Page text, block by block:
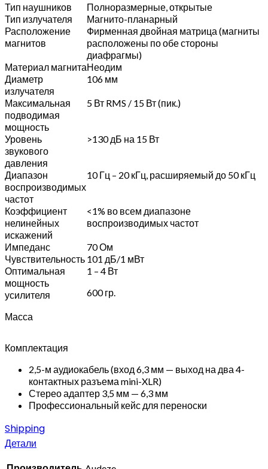
Тип наушников
Полноразмерные, открытые
Тип излучателя
Магнито-планарный
Расположение
магнитов
Фирменная двойная матрица (магниты
расположены по обе стороны
диафрагмы)
Материал магнитаНеодим
Диаметр
излучателя
106 мм
Максимальная
подводимая
мощность
5 Вт RMS / 15 Вт (пик.)
Уровень
звукового
давления
>130 дБ на 15 Вт
Диапазон
воспроизводимых
частот
10 Гц – 20 кГц, расширяемый до 50 кГц
Коэффициент
нелинейных
искажений
<1% во всем диапазоне
воспроизводимых частот
Импеданс
70 Ом
Чувствительность 101 дБ/1 мВт
Оптимальная
мощность
усилителя
Масса
1 – 4 Вт
600 гр.
Комплектация
2,5-м аудиокабель (вход 6,3 мм — выход на два 4-
контактных разъема mini-XLR)
Стерео адаптер 3,5 мм — 6,3 мм
Профессиональный кейс для переноски
Shipping
Детали